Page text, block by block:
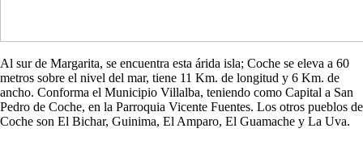
Al sur de Margarita, se encuentra esta árida isla; Coche se eleva a 60
metros sobre el nivel del mar, tiene 11 Km. de longitud y 6 Km. de
ancho. Conforma el Municipio Villalba, teniendo como Capital a San
Pedro de Coche, en la Parroquia Vicente Fuentes. Los otros pueblos de
Coche son El Bichar, Guinima, El Amparo, El Guamache y La Uva.